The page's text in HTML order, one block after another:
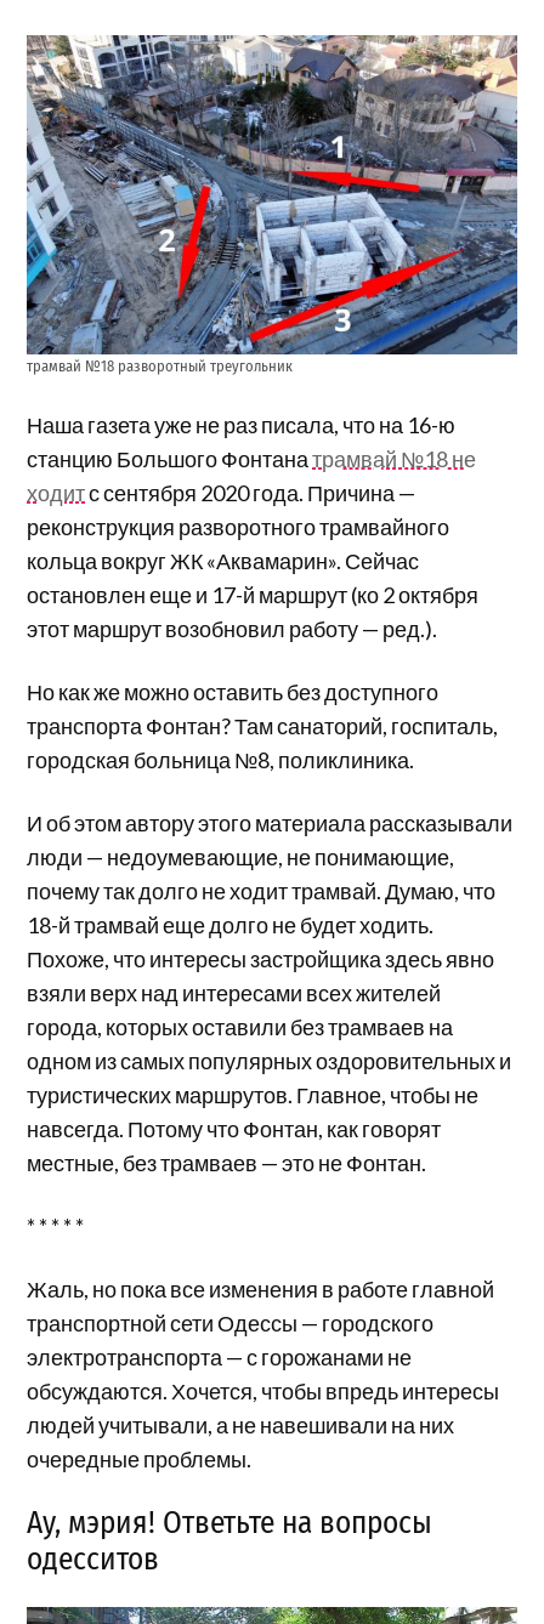
трамвай №18 разворотный треугольник
Наша газета уже не раз писала, что на 16-ю
станцию Большого Фонтанатрамвай №18 не
ходитс сентября 2020 года. Причина —
реконструкция разворотного трамвайного
кольца вокруг ЖК «Аквамарин». Сейчас
остановлен еще и 17-й маршрут (ко 2 октября
этот маршрут возобновил работу — ред.).
Но как же можно оставить без доступного
транспорта Фонтан? Там санаторий, госпиталь,
городская больница №8, поликлиника.
И об этом автору этого материала рассказывали
люди — недоумевающие, не понимающие,
почему так долго не ходит трамвай. Думаю, что
18-й трамвай еще долго не будет ходить.
Похоже, что интересы застройщика здесь явно
взяли верх над интересами всех жителей
города, которых оставили без трамваев на
одном из самых популярных оздоровительных и
туристических маршрутов. Главное, чтобы не
навсегда. Потому что Фонтан, как говорят
местные, без трамваев — это не Фонтан.
* * * * *
Жаль, но пока все изменения в работе главной
транспортной сети Одессы — городского
электротранспорта — с горожанами не
обсуждаются. Хочется, чтобы впредь интересы
людей учитывали, а не навешивали на них
очередные проблемы.
Ау, мэрия! Ответьте на вопросы
одесситов